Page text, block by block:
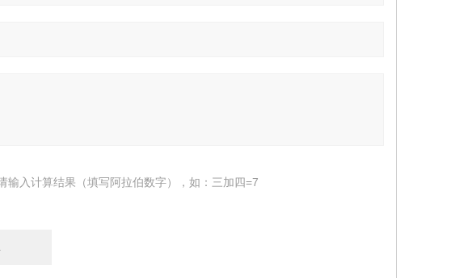
输入计算结果（填写阿拉伯数字），如：三加四=7